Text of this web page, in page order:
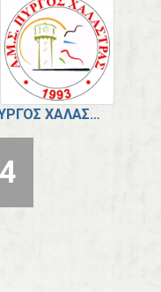
ΠΎΡΓΟΣ ΧΑΛΆΣΤΡΑΣ